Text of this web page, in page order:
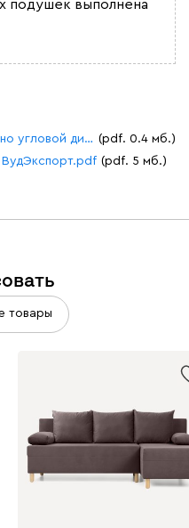
подушек выполнена
Инструкция по сборке Амрано угловой диван.pdf (pdf. 0.4 мб.)
ВудЭкспорт.pdf (pdf. 5 мб.)
товары